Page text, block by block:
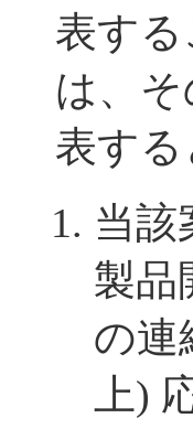
表す
は、
表す
当該
製品
の連
上)